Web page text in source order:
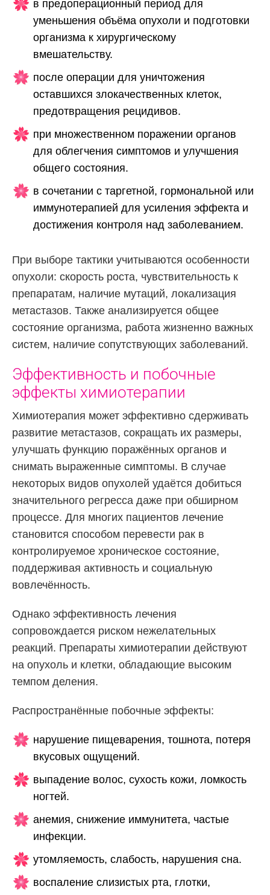
в предоперационный период для
уменьшения объёма опухоли и подготовки
организма к хирургическому
вмешательству.
после операции для уничтожения
оставшихся злокачественных клеток,
предотвращения рецидивов.
при множественном поражении органов
для облегчения симптомов и улучшения
общего состояния.
в сочетании с таргетной, гормональной или
иммунотерапией для усиления эффекта и
достижения контроля над заболеванием.
При выборе тактики учитываются особенности
опухоли: скорость роста, чувствительность к
препаратам, наличие мутаций, локализация
метастазов. Также анализируется общее
состояние организма, работа жизненно важных
систем, наличие сопутствующих заболеваний.
Эффективность и побочные
эффекты химиотерапии
Химиотерапия может эффективно сдерживать
развитие метастазов, сокращать их размеры,
улучшать функцию поражённых органов и
снимать выраженные симптомы. В случае
некоторых видов опухолей удаётся добиться
значительного регресса даже при обширном
процессе. Для многих пациентов лечение
становится способом перевести рак в
контролируемое хроническое состояние,
поддерживая активность и социальную
вовлечённость.
Однако эффективность лечения
сопровождается риском нежелательных
реакций. Препараты химиотерапии действуют
на опухоль и клетки, обладающие высоким
темпом деления.
Распространённые побочные эффекты:
нарушение пищеварения, тошнота, потеря
вкусовых ощущений.
выпадение волос, сухость кожи, ломкость
ногтей.
анемия, снижение иммунитета, частые
инфекции.
утомляемость, слабость, нарушения сна.
воспаление слизистых рта, глотки,